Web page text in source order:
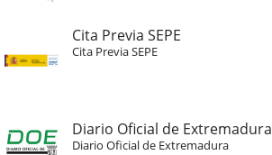
Cita Previa SEPE
Cita Previa SEPE
Diario Oficial de Extremadura
Diario Oficial de Extremadura